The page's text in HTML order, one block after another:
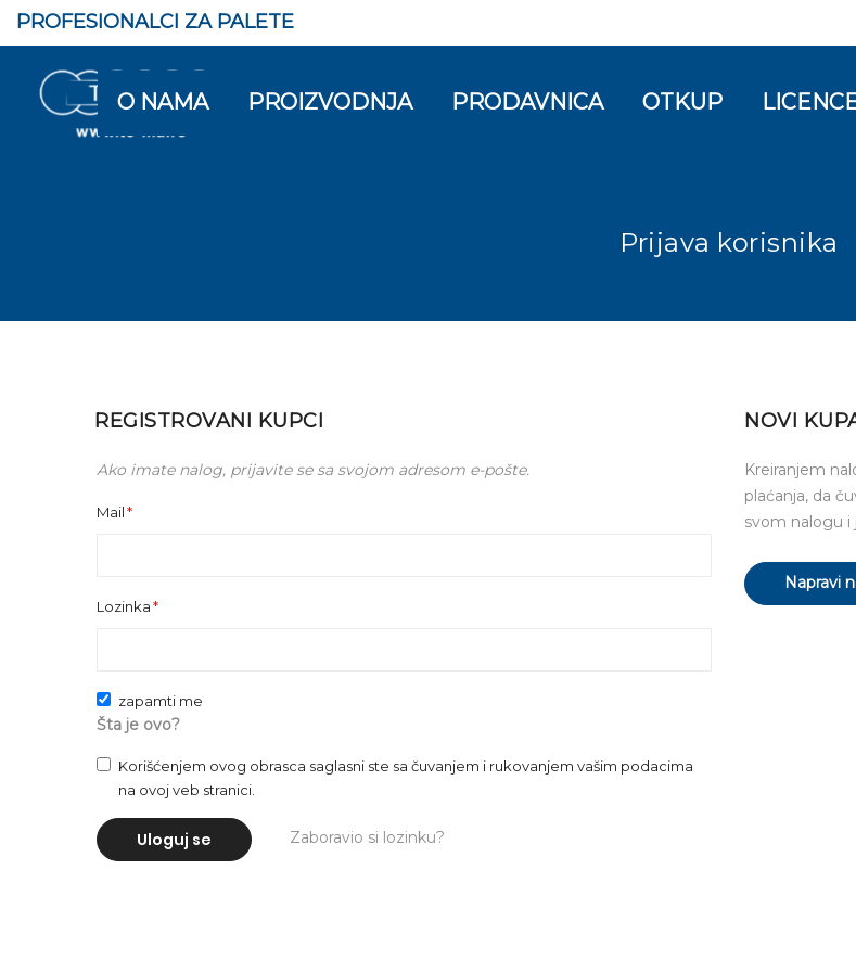
PROFESIONALCI ZA PALETE
O NAMA PROIZVODNJA PRODAVNICA OTKUP
Prijava korisnika
REGISTROVANI KUPCI
Ako imate nalog, prijavite se sa svojom adresom e-pošte.
Mail
Lozinka
zapamti me
Šta je ovo?
Korišćenjem ovog obrasca saglasni ste sa čuvanjem i rukovanjem vašim podacima
na ovoj veb stranici.
Uloguj se Zaboravio si lozinku?
NOVI
Kreiranjem
plaćanja, da
svom nalogu
Napravi